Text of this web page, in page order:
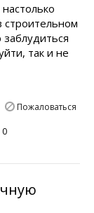
строительном
заблудиться
так и не
Пожаловаться
0